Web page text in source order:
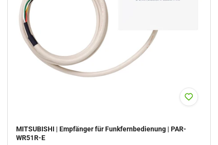
MITSUBISHI | Empfänger für Funkfernbedienung | PAR-
WR51R-E